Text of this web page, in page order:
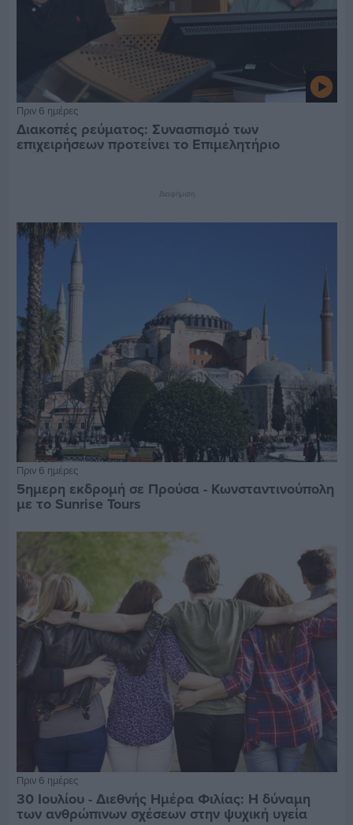
Πριν 6 ημέρες
Διακοπές ρεύματος: Συνασπισμό των
επιχειρήσεων προτείνει το Επιμελητήριο
Διαφήμιση
Πριν 6 ημέρες
5ημερη εκδρομή σε Προύσα - Κωνσταντινούπολη
με το Sunrise Tours
Πριν 6 ημέρες
30 Ιουλίου - Διεθνής Ημέρα Φιλίας: Η δύναμη
των ανθρώπινων σχέσεων στην ψυχική υγεία